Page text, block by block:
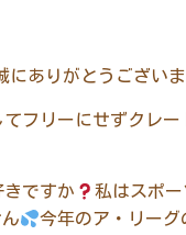
にありがとうござい
フリーにせずクレ
ですか
私はスポ
今年のア・リーグ